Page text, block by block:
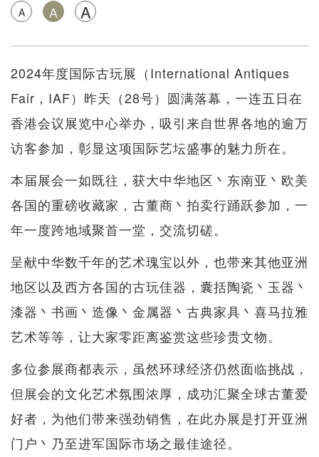
A A A
2024年度国际古玩展（International Antiques
Fair，IAF）昨天（28号）圆满落幕，一连五日在
香港会议展览中心举办，吸引来自世界各地的逾万
访客参加，彰显这项国际艺坛盛事的魅力所在。
本届展会一如既往，获大中华地区丶东南亚丶欧美
各国的重磅收藏家，古董商丶拍卖行踊跃参加，一
年一度跨地域聚首一堂，交流切磋。
呈献中华数千年的艺术瑰宝以外，也带来其他亚洲
地区以及西方各国的古玩佳器，囊括陶瓷丶玉器丶
漆器丶书画丶造像丶金属器丶古典家具丶喜马拉雅
艺术等等，让大家零距离鉴赏这些珍贵文物。
多位参展商都表示，虽然环球经济仍然面临挑战，
但展会的文化艺术氛围浓厚，成功汇聚全球古董爱
好者，为他们带来强劲销售，在此办展是打开亚洲
门户丶乃至进军国际市场之最佳途径。